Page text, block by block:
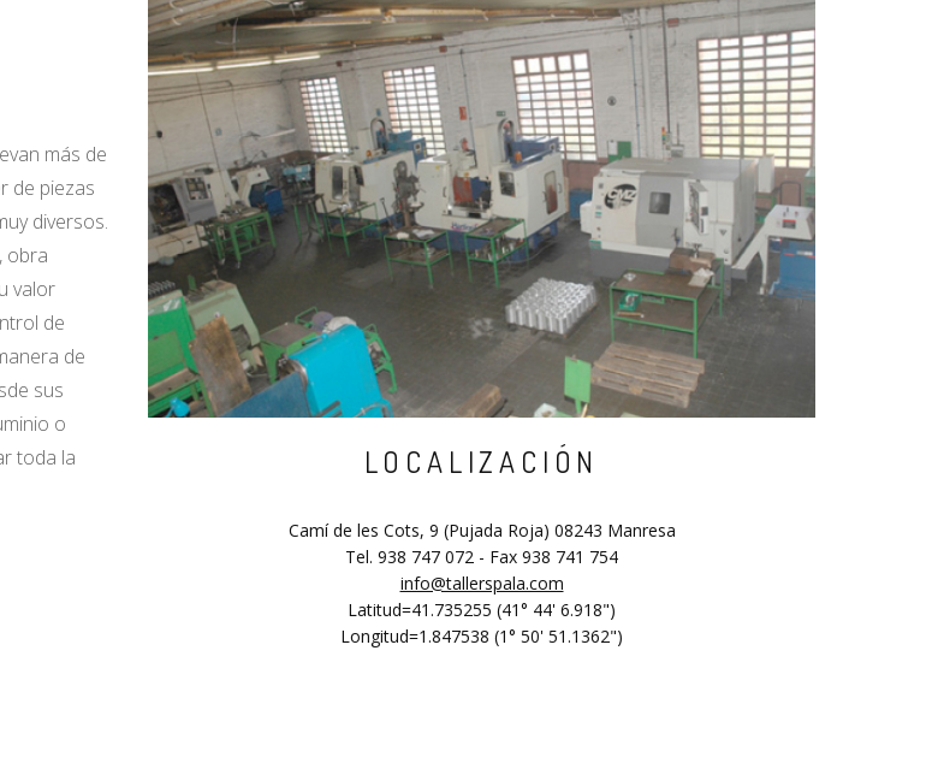
más de
de piezas
diversos.
obra
valor
de
de
sus
o
toda la
LOCALIZACIÓN
Camí de les Cots, 9 (Pujada Roja) 08243 Manresa
Tel. 938 747 072 - Fax 938 741 754
info@tallerspala.com
Latitud=41.735255 (41° 44' 6.918")
Longitud=1.847538 (1° 50' 51.1362")